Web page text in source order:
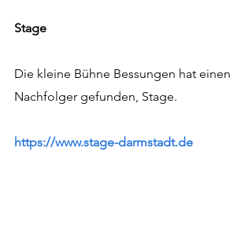
Stage
Die kleine Bühne Bessungen hat einen
Nachfolger gefunden, Stage.
https://www.stage-darmstadt.de